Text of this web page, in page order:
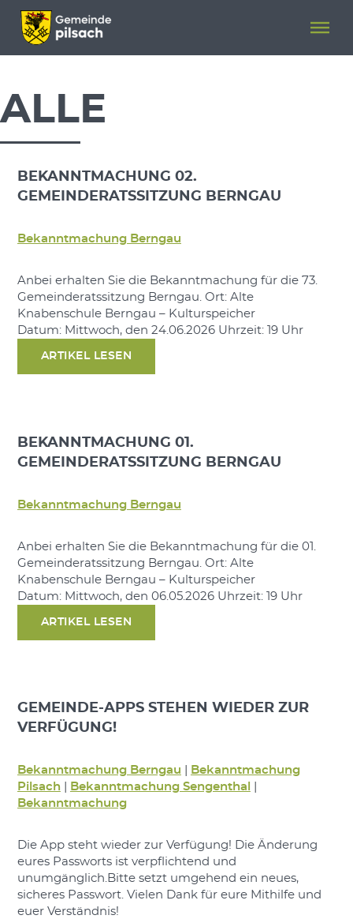
Menü überspringen
Menü überspringen
ALLE
BEKANNTMACHUNG 02.
GEMEINDERATSSITZUNG BERNGAU
Bekanntmachung Berngau
Anbei erhalten Sie die Bekanntmachung für die 73.
Gemeinderatssitzung Berngau. Ort: Alte
Knabenschule Berngau – Kulturspeicher
Datum: Mittwoch, den 24.06.2026 Uhrzeit: 19 Uhr
ARTIKEL LESEN
BEKANNTMACHUNG 01.
GEMEINDERATSSITZUNG BERNGAU
Bekanntmachung Berngau
Anbei erhalten Sie die Bekanntmachung für die 01.
Gemeinderatssitzung Berngau. Ort: Alte
Knabenschule Berngau – Kulturspeicher
Datum: Mittwoch, den 06.05.2026 Uhrzeit: 19 Uhr
ARTIKEL LESEN
GEMEINDE-APPS STEHEN WIEDER ZUR
VERFÜGUNG!
Bekanntmachung Berngau
Bekanntmachung
Pilsach| Bekanntmachung Sengenthal
Bekanntmachung
Die App steht wieder zur Verfügung! Die Änderung
eures Passworts ist verpflichtend und
unumgänglich.Bitte setzt umgehend ein neues,
sicheres Passwort. Vielen Dank für eure Mithilfe und
euer Verständnis!